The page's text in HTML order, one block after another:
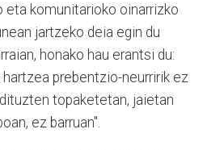
eta komunitarioko oinarrizko
jartzeko deia egin du
honako hau erantsi du:
prebentzio-neurririk ez
topaketetan, jaietan
ez barruan".